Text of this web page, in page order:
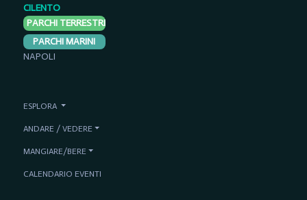
CILENTO
PARCHI TERRESTRI
PARCHI MARINI
NAPOLI
ESPLORA
ANDARE / VEDERE
MANGIARE/BERE
CALENDARIO EVENTI